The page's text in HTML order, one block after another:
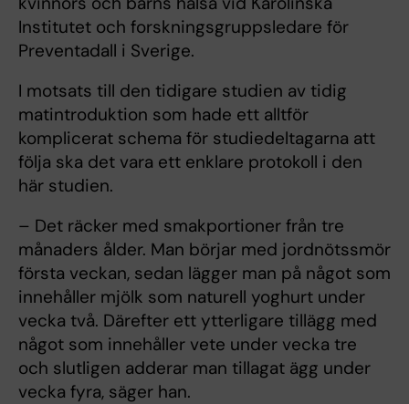
Institutet och forskningsgruppsledare för
Preventadall i Sverige.
I motsats till den tidigare studien av tidig
matintroduktion som hade ett alltför
komplicerat schema för studiedeltagarna att
följa ska det vara ett enklare protokoll i den
här studien.
– Det räcker med smakportioner från tre
månaders ålder. Man börjar med jordnötssmör
första veckan, sedan lägger man på något som
innehåller mjölk som naturell yoghurt under
vecka två. Därefter ett ytterligare tillägg med
något som innehåller vete under vecka tre
och slutligen adderar man tillagat ägg under
vecka fyra, säger han.